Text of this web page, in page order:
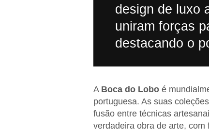
design de luxo
uniram forças
destacando o
A Boca do Loboé
portuguesa. As suas
fusão entre técnicas
verdadeira obra de arte,